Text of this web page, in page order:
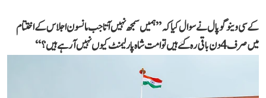
کے سی وینوگوپال نے سوال کیا کہ ’’ہمیں سمجھ نہیں آتا جب مانسون اجلاس کے اختتام
میں صرف 4 دن باقی رہ گئے ہیں تو امت شاہ پارلیمنٹ کیوں نہیں آ رہے ہیں؟‘‘